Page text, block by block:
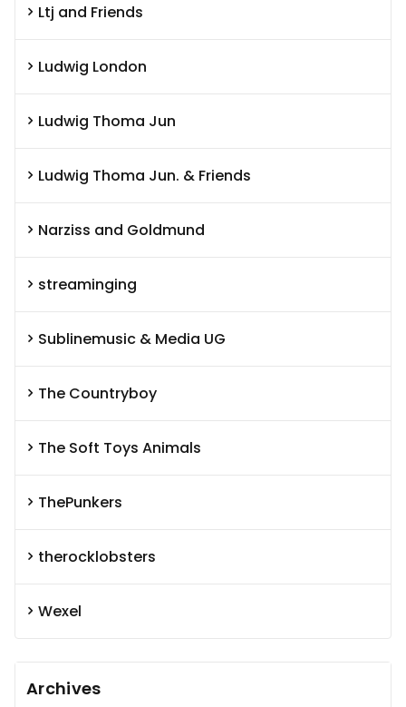
Ltj and Friends
Ludwig London
Ludwig Thoma Jun
Ludwig Thoma Jun. & Friends
Narziss and Goldmund
streaminging
Sublinemusic & Media UG
The Countryboy
The Soft Toys Animals
ThePunkers
therocklobsters
Wexel
Archives